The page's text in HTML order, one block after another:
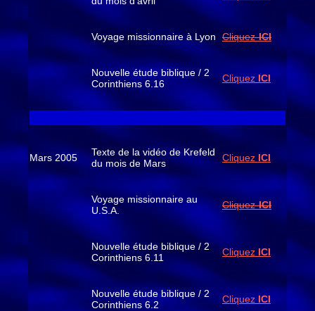
Voyage missionnaire à Lyon Cliquez-ICI
Nouvelle étude biblique / 2
Corinthiens 6.16
Cliquez ICI
Mars 2005
Texte de la vidéo de Krefeld
du mois de Mars
Cliquez ICI
Voyage missionnaire au
U.S.A.
Cliquez-ICI
Nouvelle étude biblique / 2
Corinthiens 6.11
Cliquez ICI
Nouvelle étude biblique / 2
Corinthiens 6.2
Cliquez ICI